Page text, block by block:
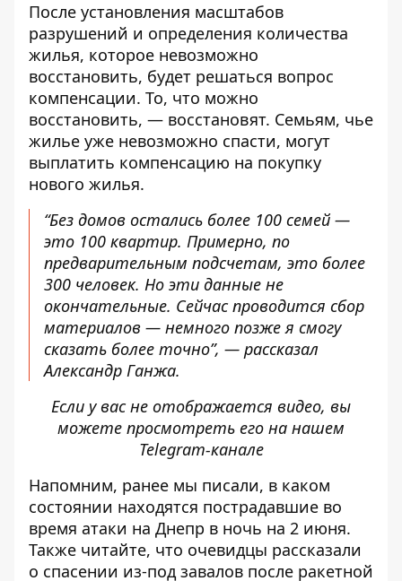
После установления масштабов
разрушений и определения количества
жилья, которое невозможно
восстановить, будет решаться вопрос
компенсации. То, что можно
восстановить, — восстановят. Семьям, чье
жилье уже невозможно спасти, могут
выплатить компенсацию на покупку
нового жилья.
“Без домов остались более 100 семей —
это 100 квартир. Примерно, по
предварительным подсчетам, это более
300 человек. Но эти данные не
окончательные. Сейчас проводится сбор
материалов — немного позже я смогу
сказать более точно”, — рассказал
Александр Ганжа.
Если у вас не отображается видео, вы
можете просмотреть его на нашем
Telegram-канале
Напомним, ранее мы писали, в каком
состоянии находятся пострадавшие во
время атаки на Днепр в ночь на 2 июня.
Также читайте, что очевидцы рассказали
о спасении из-под завалов после ракетной